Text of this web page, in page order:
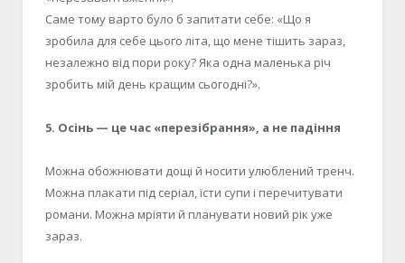
Саме тому варто було б запитати себе: «Що я
зробила для себе цього літа, що мене тішить зараз,
незалежно від пори року? Яка одна маленька річ
зробить мій день кращим сьогодні?».
5. Осінь — це час «перезібрання», а не падіння
Можна обожнювати дощі й носити улюблений тренч.
Можна плакати під серіал, їсти супи і перечитувати
романи. Можна мріяти й планувати новий рік уже
зараз.